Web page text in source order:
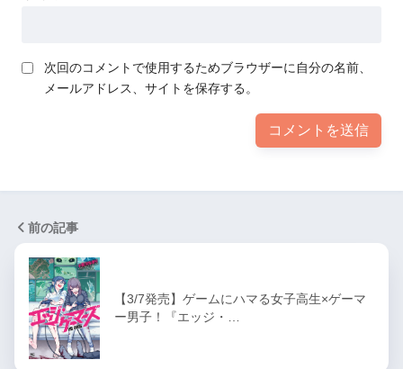
次回のコメントで使用するためブラウザーに自分の名前、
メールアドレス、サイトを保存する。
前の記事
【3/7発売】ゲームにハマる女子高生×ゲーマ
ー男子！『エッジ・…